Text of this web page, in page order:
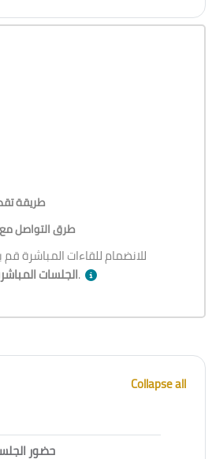
طريقة
طرق التواصل
طريقة
طرق التواصل
للانضمام للقاءات المباشرة
الجلساتبالأسفل وقت الجلسة.
Collapse all
حضورExternal tool